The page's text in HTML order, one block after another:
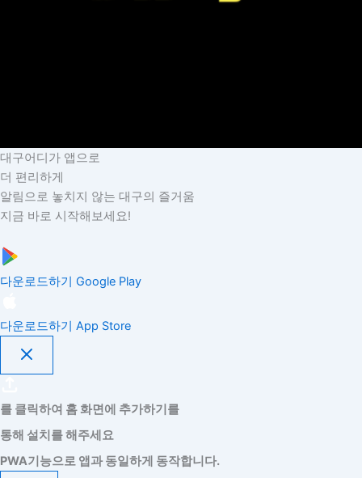
대구어디가 앱으로
더 편리하게
알림으로 놓치지 않는 대구의 즐거움
지금 바로 시작해보세요!
다운로드하기 Google Play
다운로드하기 App Store
를 클릭하여 홈 화면에 추가하기를
통해 설치를 해주세요
PWA기능으로 앱과 동일하게 동작합니다.